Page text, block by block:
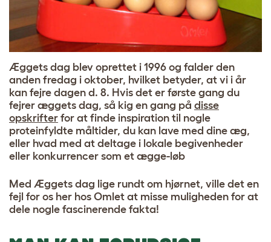
Æggets dag blev oprettet i 1996 og falder den
anden fredag i oktober, hvilket betyder, at vi i år
kan fejre dagen d. 8. Hvis det er første gang du
fejrer æggets dag, så kig en gang på disse
opskrifter for at finde inspiration til nogle
proteinfyldte måltider, du kan lave med dine æg,
eller hvad med at deltage i lokale begivenheder
eller konkurrencer som et ægge-løb
Med Æggets dag lige rundt om hjørnet, ville det en
fejl for os her hos Omlet at misse muligheden for at
dele nogle fascinerende fakta!